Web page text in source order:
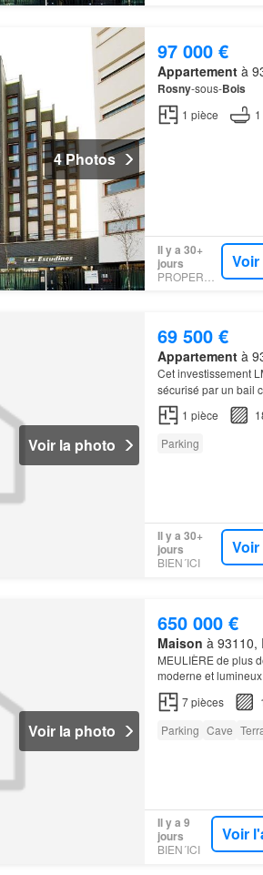
4 Photos
97 000 €
Appartementà
Rosny-sous-Bois
1 pièce 1
Il y a 30+
jours
Voir la photo
69 500 €
Appartementà
Cet investissement
sécurisé par un bail
344 appartements
1 pièce
Parking
Il y a 30+
jours
BIEN´ICI
Voir la photo
650 000 €
Maison à 93110,
MEULIÈRE de plus
moderne et
jardin propose
7pièces
Parking Cave
Il y a 9
jours
BIEN´ICI
Voir